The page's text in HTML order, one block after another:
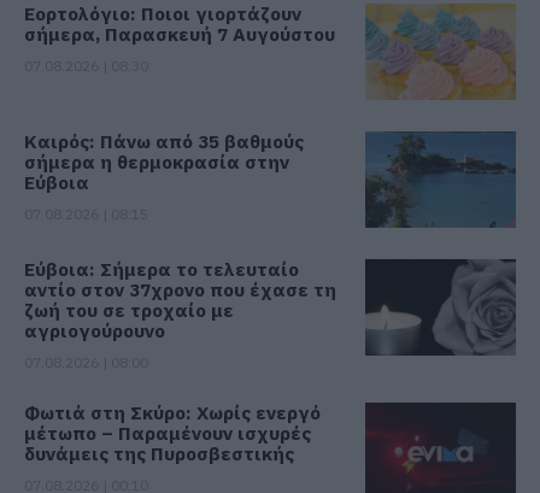
Εορτολόγιο: Ποιοι γιορτάζουν
σήμερα, Παρασκευή 7 Αυγούστου
Καιρός: Πάνω από 35 βαθμούς
σήμερα η θερμοκρασία στην
Εύβοια
Εύβοια: Σήμερα το τελευταίο
αντίο στον 37χρονο που έχασε τη
ζωή του σε τροχαίο με
αγριογούρουνο
Φωτιά στη Σκύρο: Χωρίς ενεργό
μέτωπο – Παραμένουν ισχυρές
δυνάμεις της Πυροσβεστικής